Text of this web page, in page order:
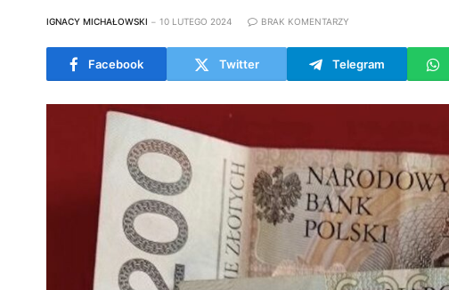
IGNACY MICHAŁOWSKI 10 LUTEGO 2024 BRAK KOMENTARZY
Facebook Twitter Telegram